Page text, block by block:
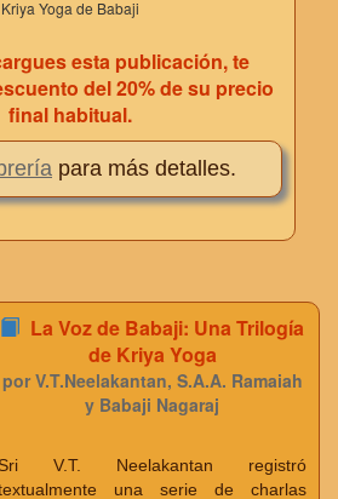
Kriya Yoga de Babaji
esta publicación, te
del 20% de su precio
final habitual.
para más detalles.
La Voz de Babaji: Una Trilogía
de Kriya Yoga
por V.T.Neelakantan, S.A.A. Ramaiah
y Babaji Nagaraj
Sri V.T. Neelakantan registró
una serie de charlas